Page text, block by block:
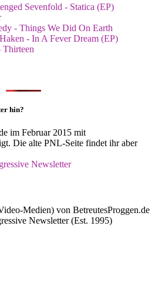
Sevenfold - Statica (EP)
- Things We Did On Earth
Haken - In A Fever Dream (EP)
Thirteen
hin?
im Februar 2015 mit
Die alte PNL-Seite findet ihr aber
Medien) von BetreutesProggen.de
Newsletter (Est. 1995)